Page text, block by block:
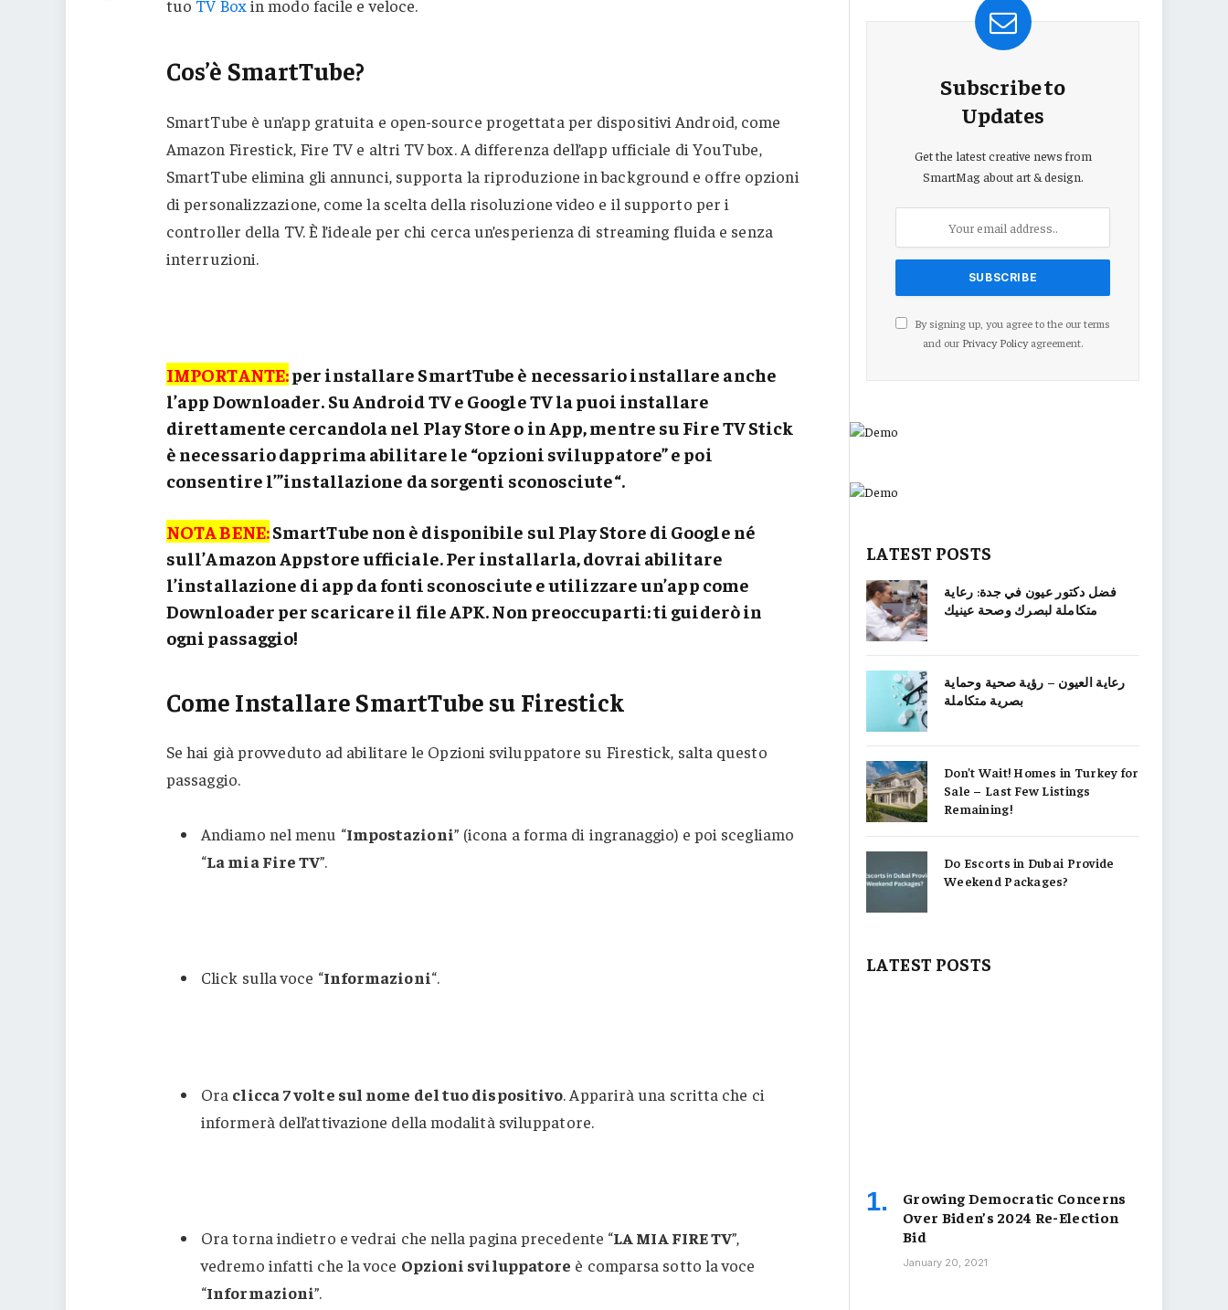
tuo TV Boxin modo facile e veloce.
Cos’è SmartTube?
SmartTube è un’app gratuita e open-source progettata per dispositivi Android, come
Amazon Firestick, Fire TV e altri TV box. A differenza dell’app ufficiale di YouTube,
SmartTube elimina gli annunci, supporta la riproduzione in background e offre opzioni
di personalizzazione, come la scelta della risoluzione video e il supporto per i
controller della TV. È l’ideale per chi cerca un’esperienza di streaming fluida e senza
interruzioni.
IMPORTANTE:per installare SmartTube è necessario installare anche
l’app Downloader. Su Android TVe Google TVla puoi installare
direttamente cercandola nel Play Store o in App, mentre su Fire TV Stick
è necessario dapprima abilitare le “opzioni sviluppatore” e poi
consentire l’”installazione da sorgenti sconosciute“.
NOTA BENE:SmartTube non è disponibile sul Play Store di Google né
sull’Amazon Appstore ufficiale. Per installarla, dovrai abilitare
l’installazione di app da fonti sconosciute e utilizzare un’app come
Downloader per scaricare il file APK. Non preoccuparti: ti guiderò in
ogni passaggio!
Come Installare SmartTube su Firestick
Se hai già provveduto ad abilitare le Opzioni sviluppatore su Firestick, salta questo
passaggio.
Andiamo nel menu “Impostazioni” (icona a forma di ingranaggio) e poi scegliamo
“La mia Fire TV”.
Click sulla voce “Informazioni“.
Ora clicca 7 volte sul nome del tuo dispositivo . Apparirà una scritta che ci
informerà dell’attivazione della modalità sviluppatore.
Ora torna indietro e vedrai che nella pagina precedente “LA MIA FIRE TV”,
vedremo infatti che la voce Opzioni sviluppatore è comparsa sotto la voce
“Informazioni”.
Subscribe to
Updates
Get the latest creative news from
SmartMag about art & design.
By signing up, you agree to the our terms
and our Privacy Policyagreement.
LATEST POSTS
فضل دكتور عيون في جدة: رعاية
متكاملة لبصرك وصحة عينيك
رعاية العيون – رؤية صحية وحماية
بصرية متكاملة
Don’t Wait! Homes in Turkey for
Sale – Last Few Listings
Remaining!
Do Escorts in Dubai Provide
Weekend Packages?
LATEST POSTS
Growing Democratic Concerns
Over Biden’s 2024 Re-Election
Bid
January 20, 2021